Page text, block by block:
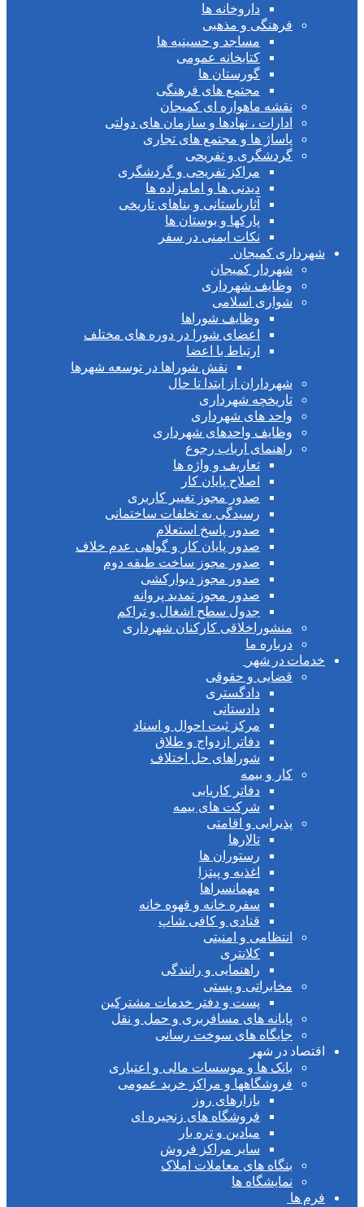
داروخانه ها
فرهنگی و مذهبی
مساجد و حسینیه ها
کتابخانه عمومی
گورستان ها
مجتمع های فرهنگی
نقشه ماهواره ای کمیجان
ادارات ، نهادها و سازمان های دولتی
پاساژ ها و مجتمع های تجاری
گردشگری و تفریحی
مراکز تفریحی و گردشگری
دیدنی ها و امامزاده ها
آثارباستانی و بناهای تاریخی
پارکها و بوستان ها
نکات ایمنی در سفر
شهرداری کمیجان
شهردار کمیجان
وظایف شهرداری
شواری اسلامی
وظایف شوراها
اعضای شورا در دوره های مختلف
ارتباط با اعضا
نقش شوراها در توسعه شهرها
شهرداران از ابتدا تا حال
تاریخچه شهرداری
واحد های شهرداری
وظایف واحدهای شهرداری
راهنمای ارباب رجوع
تعاریف و واژه ها
اصلاح پایان کار
صدور مجوز تغییر کاربری
رسیدگی به تخلفات ساختمانی
صدور پاسخ استعلام
صدور پایان کار و گواهی عدم خلاف
صدور مجوز ساخت طبقه دوم
صدور مجوز دیوارکشی
صدور مجوز تمدید پروانه
جدول سطح اشغال و تراکم
منشوراخلاقی کارکنان شهرداری
درباره ما
خدمات در شهر
قضایی و حقوقی
دادگستری
دادستانی
مرکز ثبت احوال و اسناد
دفاتر ازدواج و طلاق
شوراهای حل اختلاف
کار و بیمه
دفاتر کاریابی
شرکت های بیمه
پذیرایی و اقامتی
تالارها
رستوران ها
اغذیه و پیتزا
مهمانسراها
سفره خانه و قهوه خانه
قنادی و کافی شاپ
انتظامی و امنیتی
کلانتری
راهنمایی و رانندگی
مخابراتی و پستی
پست و دفتر خدمات مشترکین
پایانه های مسافربری و حمل و نقل
جایگاه های سوخت رسانی
اقتصاد در شهر
بانک ها و موسسات مالی و اعتباری
فروشگاهها و مراکز خرید عمومی
بازارهای روز
فروشگاه های زنجیره ای
میادین و تره بار
سایر مراکز فروش
بنگاه های معاملات املاک
نمایشگاه ها
فرم ها